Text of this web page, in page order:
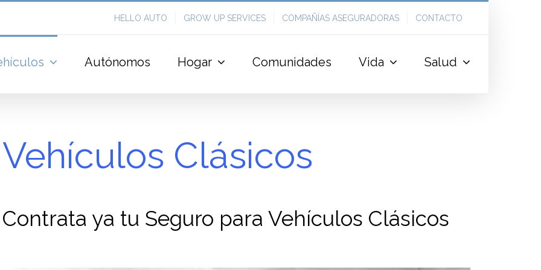
HELLO AUTO GROW UP SERVICES COMPAÑÍAS ASEGURADORAS CONTACTO
Autónomos Hogar Comunidades Vida Salud
Vehículos Clásicos
Contrata ya tu Seguro para Vehículos Clásicos